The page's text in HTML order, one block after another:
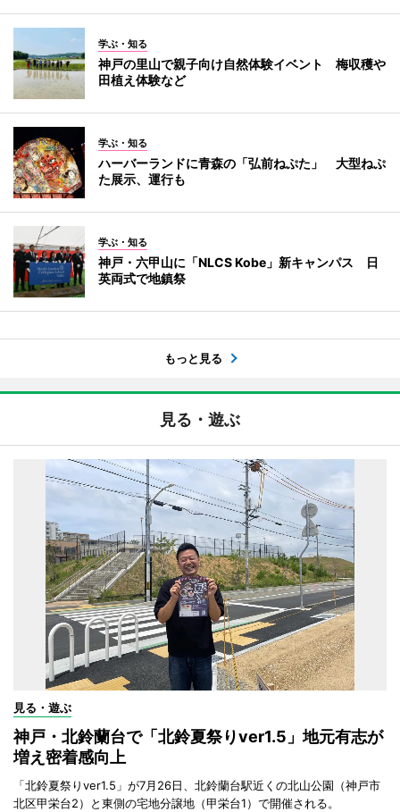
学ぶ・知る
神戸の里山で親子向け自然体験イベント 梅収穫や
田植え体験など
学ぶ・知る
ハーバーランドに青森の「弘前ねぷた」 大型ねぷ
た展示、運行も
学ぶ・知る
神戸・六甲山に「NLCS Kobe」新キャンパス 日
英両式で地鎮祭
もっと見る
見る・遊ぶ
見る・遊ぶ
神戸・北鈴蘭台で「北鈴夏祭りver1.5」地元有志が
増え密着感向上
「北鈴夏祭りver1.5」が7月26日、北鈴蘭台駅近くの北山公園（神戸市
北区甲栄台2）と東側の宅地分譲地（甲栄台1）で開催される。